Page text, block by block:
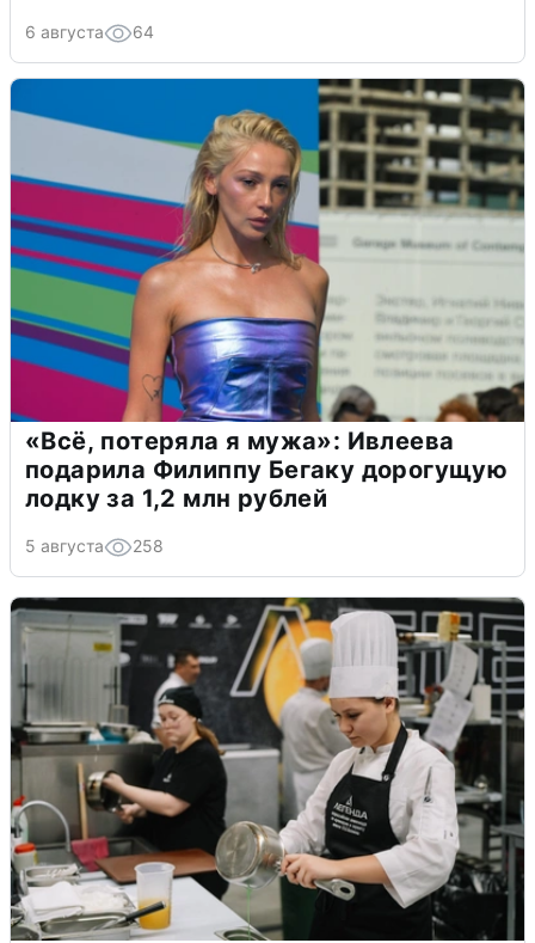
6 августа 64
«Всё, потеряла я мужа»: Ивлеева
подарила Филиппу Бегаку дорогущую
лодку за 1,2 млн рублей
5 августа 258